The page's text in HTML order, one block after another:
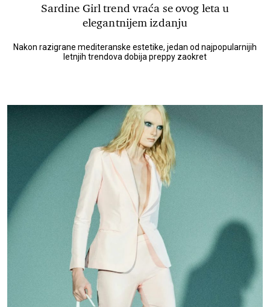
Sardine Girl trend vraća se ovog leta u
elegantnijem izdanju
Nakon razigrane mediteranske estetike, jedan od najpopularnijih
letnjih trendova dobija preppy zaokret